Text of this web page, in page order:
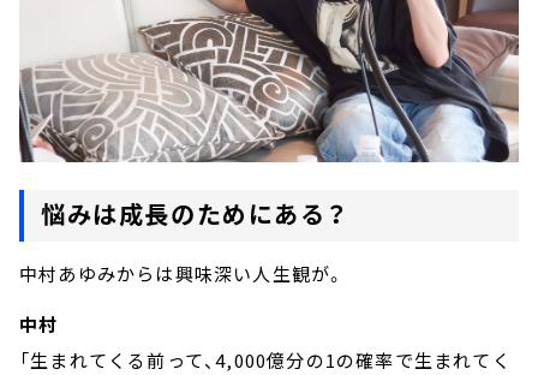
悩みは成長のためにある？
中村あゆみからは興味深い人生観が。
中村
「生まれてくる前って、4,000億分の1の確率で生まれてく